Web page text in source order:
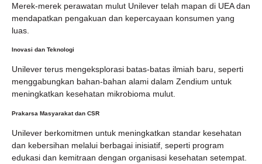
Merek-merek perawatan mulut Unilever telah mapan di UEA dan
mendapatkan pengakuan dan kepercayaan konsumen yang
luas.
Inovasi dan Teknologi
Unilever terus mengeksplorasi batas-batas ilmiah baru, seperti
menggabungkan bahan-bahan alami dalam Zendium untuk
meningkatkan kesehatan mikrobioma mulut.
Prakarsa Masyarakat dan CSR
Unilever berkomitmen untuk meningkatkan standar kesehatan
dan kebersihan melalui berbagai inisiatif, seperti program
edukasi dan kemitraan dengan organisasi kesehatan setempat.